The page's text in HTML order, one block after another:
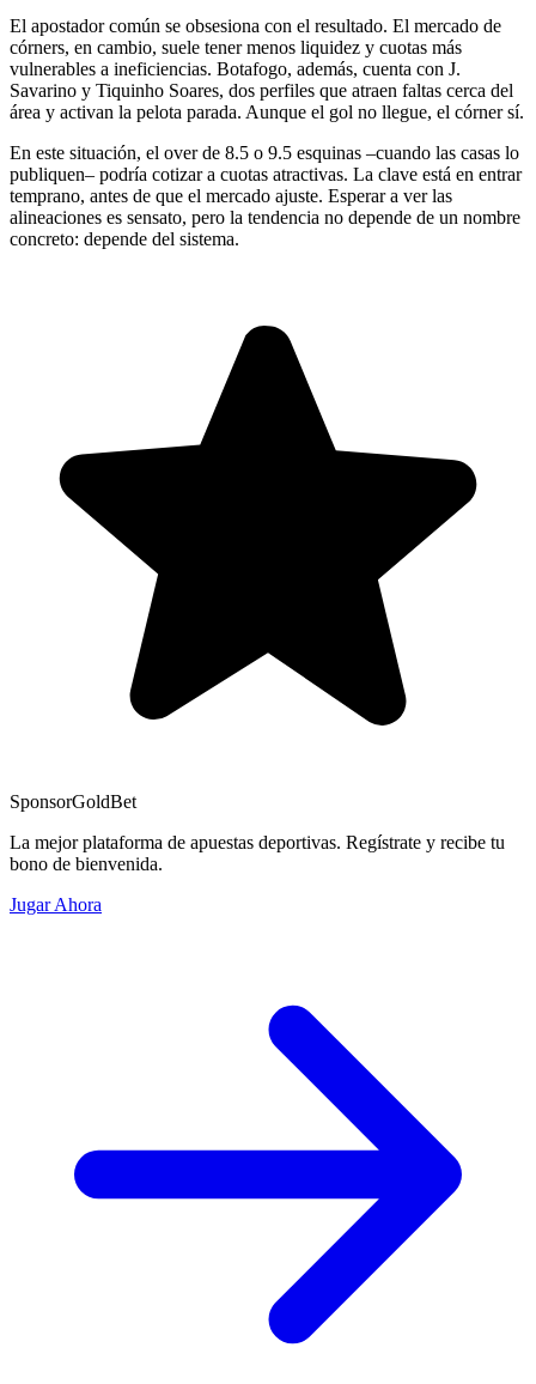
El apostador común se obsesiona con el resultado. El mercado de
córners, en cambio, suele tener menos liquidez y cuotas más
vulnerables a ineficiencias. Botafogo, además, cuenta con J.
Savarino y Tiquinho Soares, dos perfiles que atraen faltas cerca del
área y activan la pelota parada. Aunque el gol no llegue, el córner sí.
En este situación, el over de 8.5 o 9.5 esquinas –cuando las casas lo
publiquen– podría cotizar a cuotas atractivas. La clave está en entrar
temprano, antes de que el mercado ajuste. Esperar a ver las
alineaciones es sensato, pero la tendencia no depende de un nombre
concreto: depende del sistema.
SponsorGoldBet
La mejor plataforma de apuestas deportivas. Regístrate y recibe tu
bono de bienvenida.
Jugar Ahora